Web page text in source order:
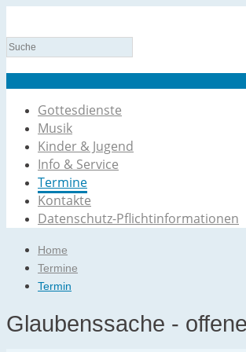
Gottesdienste
Musik
Kinder & Jugend
Info & Service
Termine
Kontakte
Datenschutz-Pflichtinformationen
Home
Termine
Termin
Glaubenssache -